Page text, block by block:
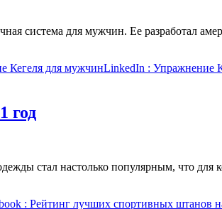
система для мужчин. Ее разработал
Кегеля для мужчинLinkedIn : Упражнение
год
стал настолько популярным, что для
: Рейтинг лучших спортивных штанов